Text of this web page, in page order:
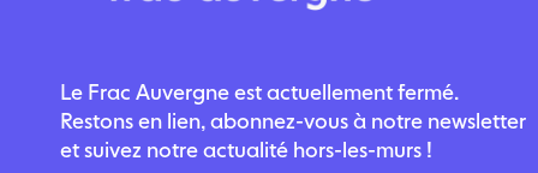
Le Frac Auvergne est actuellement fermé.
Restons en lien, abonnez-vous à notre newsletter
et suivez notre actualité hors-les-murs !